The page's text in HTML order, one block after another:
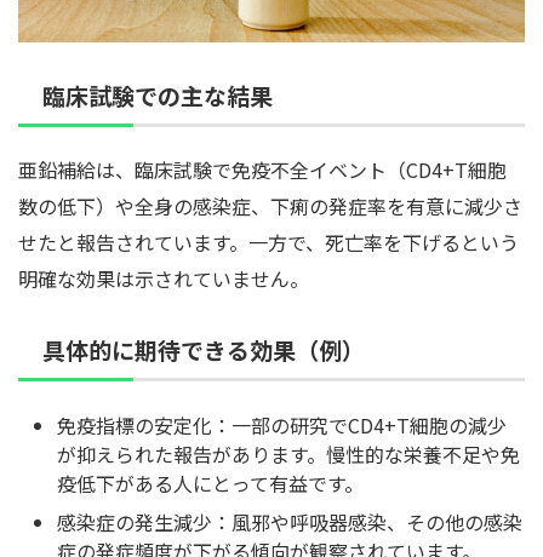
臨床試験での主な結果
亜鉛補給は、臨床試験で免疫不全イベント（CD4+T細胞
数の低下）や全身の感染症、下痢の発症率を有意に減少さ
せたと報告されています。一方で、死亡率を下げるという
明確な効果は示されていません。
具体的に期待できる効果（例）
免疫指標の安定化：一部の研究でCD4+T細胞の減少
が抑えられた報告があります。慢性的な栄養不足や免
疫低下がある人にとって有益です。
感染症の発生減少：風邪や呼吸器感染、その他の感染
症の発症頻度が下がる傾向が観察されています。